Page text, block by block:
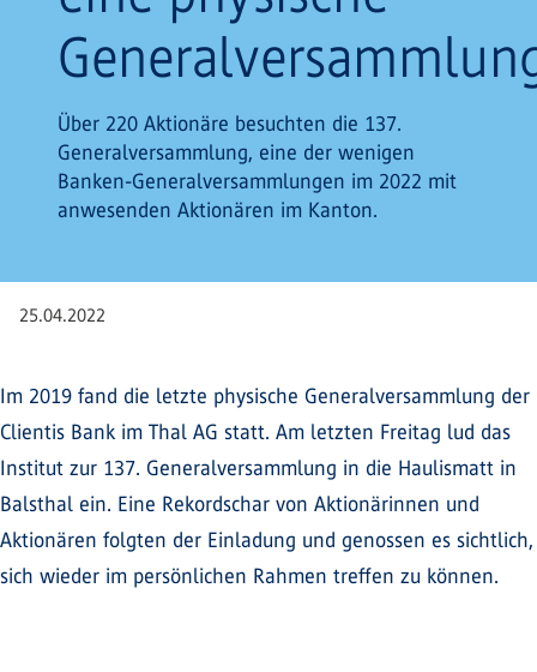
Über 220 Aktionäre besuchten die 137.
Generalversammlung, eine der wenigen
Banken-Generalversammlungen im 2022 mit
anwesenden Aktionären im Kanton.
25.04.2022
Im 2019 fand die letzte physische Generalversammlung der
Clientis Bank im Thal AG statt. Am letzten Freitag lud das
Institut zur 137. Generalversammlung in die Haulismatt in
Balsthal ein. Eine Rekordschar von Aktionärinnen und
Aktionären folgten der Einladung und genossen es sichtlich,
sich wieder im persönlichen Rahmen treffen zu können.